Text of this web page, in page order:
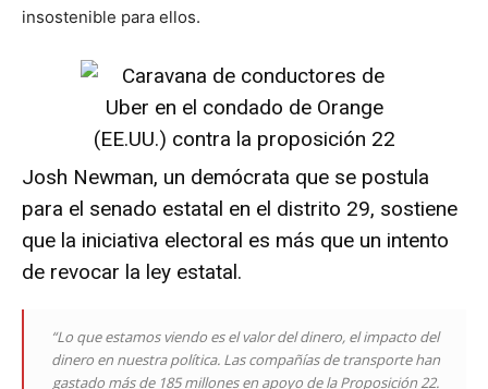
insostenible para ellos.
Josh Newman, un demócrata que se postula
para el senado estatal en el distrito 29, sostiene
que la iniciativa electoral es más que un intento
de revocar la ley estatal.
“Lo que estamos viendo es el valor del dinero, el impacto del
dinero en nuestra política. Las compañías de transporte han
gastado más de 185 millones en apoyo de la Proposición 22.